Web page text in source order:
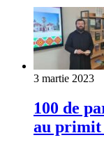
3 martie 2023
100 de
au primit